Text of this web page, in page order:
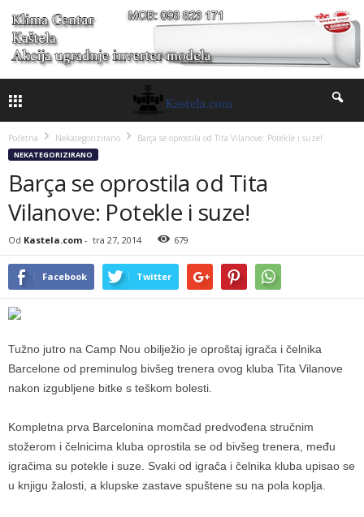
Početna Nekategorizirano Barça se oprostila od Tita Vilanove: Potekle i suze!
NEKATEGORIZIRANO
Barça se oprostila od Tita
Vilanove: Potekle i suze!
Od Kastela.com - tra 27, 2014 679
Facebook Twitter
Tužno jutro na Camp Nou obilježio je oproštaj igrača i čelnika
Barcelone od preminulog bivšeg trenera ovog kluba Tita Vilanove
nakon izgubljene bitke s teškom bolesti.
Kompletna prva Barcelonina momčad predvođena stručnim
stožerom i čelnicima kluba oprostila se od bivšeg trenera, među
igračima su potekle i suze. Svaki od igrača i čelnika kluba upisao se
u knjigu žalosti, a klupske zastave spuštene su na pola koplja.